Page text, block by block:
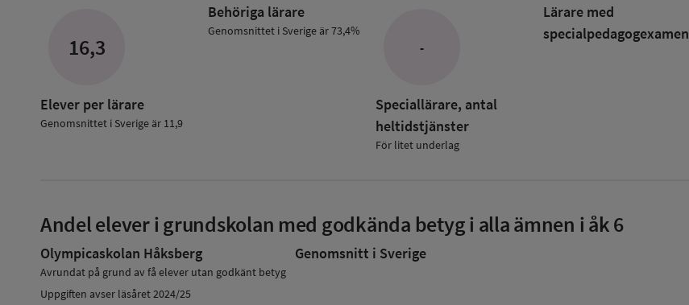
om
Lärare
16,3
Elever per lärare
Genomsnittet i Sverige är 11,9
Behöriga lärare
Genomsnittet i Sverige är 73,4%
-
Speciallärare, antal
heltidstjänster
För litet underlag
Lärare med
specialpedagog­examen
Andel elever i grundskolan med godkända betyg i alla ämnen i åk 6
Olympicaskolan Håksberg
Avrundat på grund av få elever utan godkänt betyg
Genomsnitt i Sverige
Uppgiften avser läsåret 2024/25